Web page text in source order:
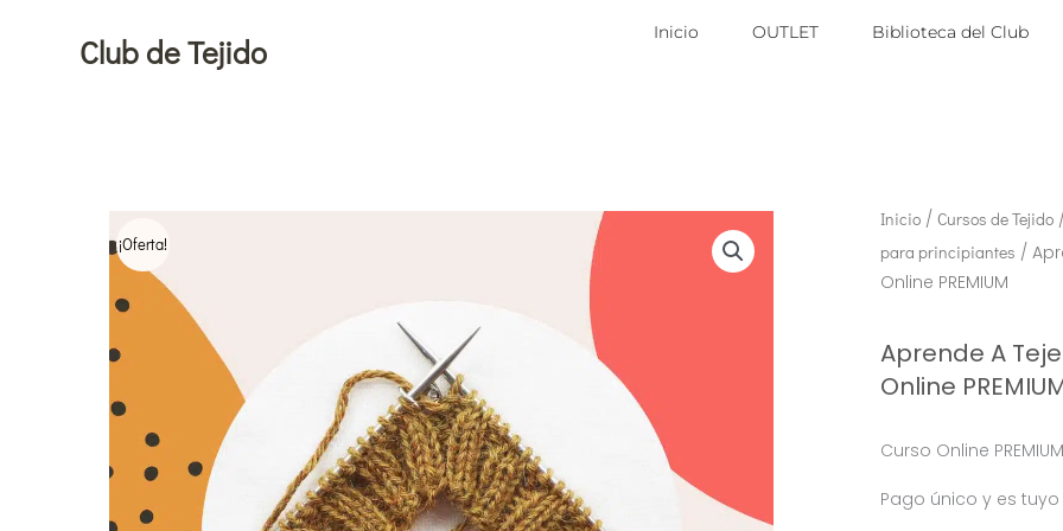
Club de Tejido
Inicio OUTLET Biblioteca del Club
¡Oferta!
Inicio / Cursos de Tejido
para principiantes /
Online PREMIUM
Aprende A
Online
Curso Online PREMIUM
Pago único y es